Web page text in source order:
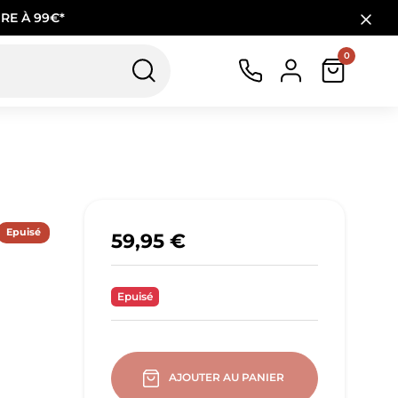
À 99€*
0
Epuisé 59,95 €
Epuisé
AJOUTER AU PANIER